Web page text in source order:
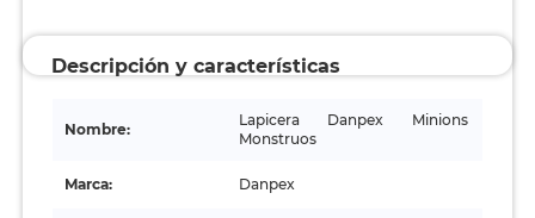
Descripción y características
Nombre:
Lapicera Danpex Minions
Monstruos
Marca: Danpex